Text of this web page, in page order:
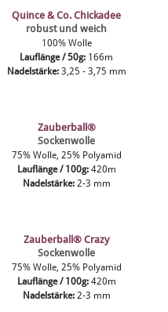
Quince & Co. Chickadee
robust und weich
100% Wolle
Lauflänge / 50g: 166m
Nadelstärke: 3,25 - 3,75 mm
Zauberball®
Sockenwolle
75% Wolle, 25% Polyamid
Lauflänge / 100g: 420m
Nadelstärke: 2-3 mm
Zauberball® Crazy
Sockenwolle
75% Wolle, 25% Polyamid
Lauflänge / 100g: 420m
Nadelstärke: 2-3 mm